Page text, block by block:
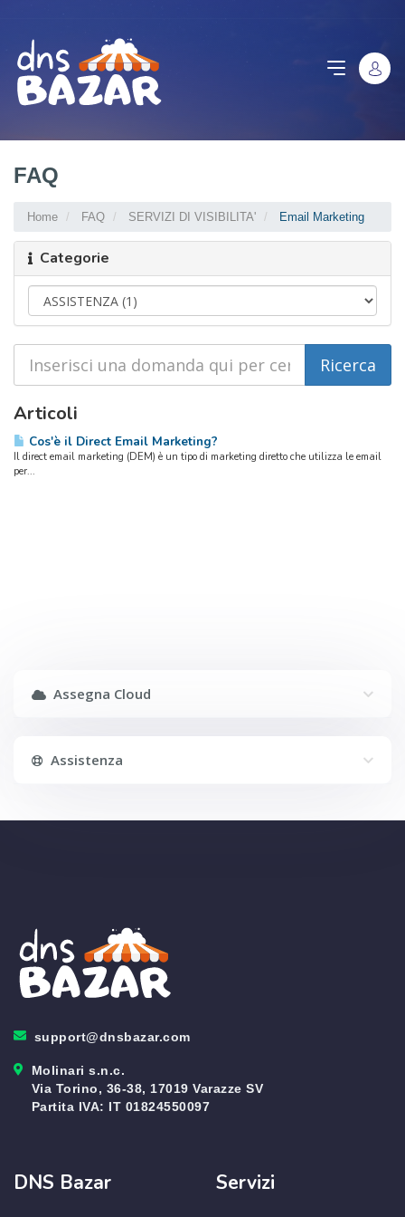
FAQ
Home FAQ SERVIZI DI VISIBILITA' Email Marketing
Categorie
Articoli
Cos'è il Direct Email Marketing?
Il direct email marketing (DEM) è un tipo di marketing diretto che utilizza le email
per...
Assegna Cloud
Assistenza
support@dnsbazar.com
Molinari s.n.c.
Via Torino, 36-38, 17019 Varazze SV
Partita IVA: IT 01824550097
DNS Bazar Servizi